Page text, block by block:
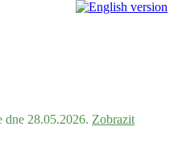
dne 28.05.2026. Zobrazit